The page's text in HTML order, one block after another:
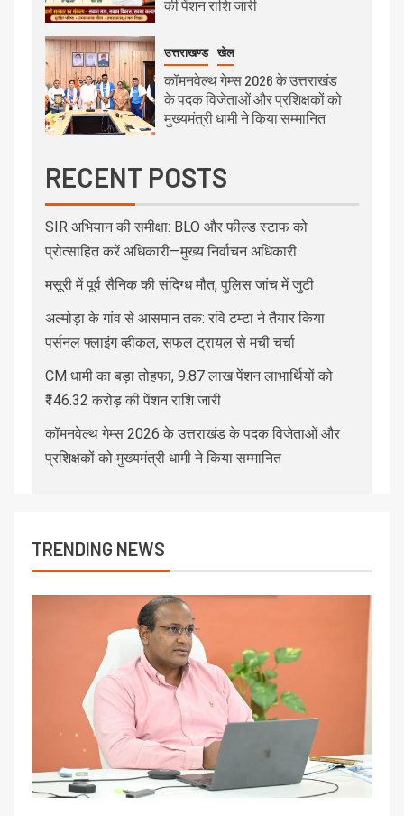
की पेंशन राशि जारी
उत्तराखण्ड खेल
कॉमनवेल्थ गेम्स 2026 के उत्तराखंड
के पदक विजेताओं और प्रशिक्षकों को
मुख्यमंत्री धामी ने किया सम्मानित
RECENT POSTS
SIR अभियान की समीक्षा: BLO और फील्ड स्टाफ को
प्रोत्साहित करें अधिकारी—मुख्य निर्वाचन अधिकारी
मसूरी में पूर्व सैनिक की संदिग्ध मौत, पुलिस जांच में जुटी
अल्मोड़ा के गांव से आसमान तक: रवि टम्टा ने तैयार किया
पर्सनल फ्लाइंग व्हीकल, सफल ट्रायल से मची चर्चा
CM धामी का बड़ा तोहफा, 9.87 लाख पेंशन लाभार्थियों को
₹146.32 करोड़ की पेंशन राशि जारी
कॉमनवेल्थ गेम्स 2026 के उत्तराखंड के पदक विजेताओं और
प्रशिक्षकों को मुख्यमंत्री धामी ने किया सम्मानित
TRENDING NEWS